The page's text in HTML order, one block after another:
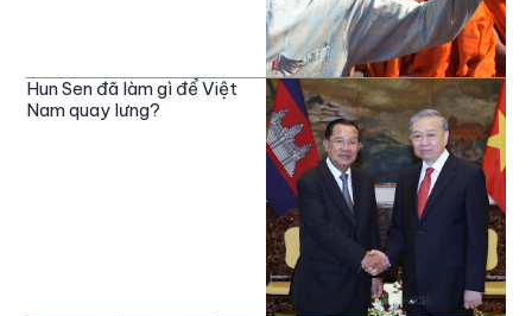
Hun Sen đã làm gì để Việt
Nam quay lưng?